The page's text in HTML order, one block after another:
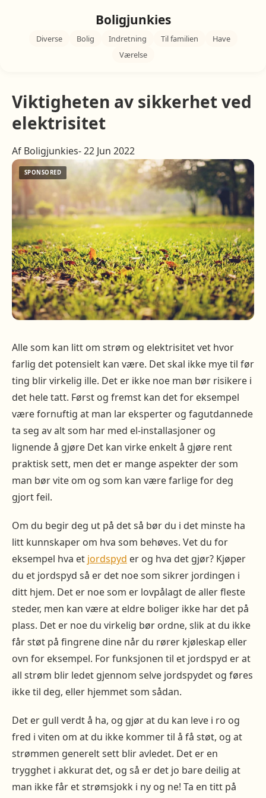
Boligjunkies
Diverse Bolig Indretning Til familien
Have
Værelse
Viktigheten av sikkerhet ved
elektrisitet
Af Boligjunkies- 22 Jun 2022
Alle som kan litt om strøm og elektrisitet vet hvor
farlig det potensielt kan være. Det skal ikke mye til før
ting blir virkelig ille. Det er ikke noe man bør risikere i
det hele tatt. Først og fremst kan det for eksempel
være fornuftig at man lar eksperter og fagutdannede
ta seg av alt som har med el-installasjoner og
lignende å gjøre Det kan virke enkelt å gjøre rent
praktisk sett, men det er mange aspekter der som
man bør vite om og som kan være farlige for deg
gjort feil.
Om du begir deg ut på det så bør du i det minste ha
litt kunnskaper om hva som behøves. Vet du for
eksempel hva et jordspyd er og hva det gjør? Kjøper
du et jordspyd så er det noe som sikrer jordingen i
ditt hjem. Det er noe som er lovpålagt de aller fleste
steder, men kan være at eldre boliger ikke har det på
plass. Det er noe du virkelig bør ordne, slik at du ikke
får støt på fingrene dine når du rører kjøleskap eller
ovn for eksempel. For funksjonen til et jordspyd er at
all strøm blir ledet gjennom selve jordspydet og føres
ikke til deg, eller hjemmet som sådan.
Det er gull verdt å ha, og gjør at du kan leve i ro og
fred i viten om at du ikke kommer til å få støt, og at
strømmen generelt sett blir avledet. Det er en
trygghet i akkurat det, og så er det jo bare deilig at
man ikke får et strømsjokk i ny og ne! Ta en titt på